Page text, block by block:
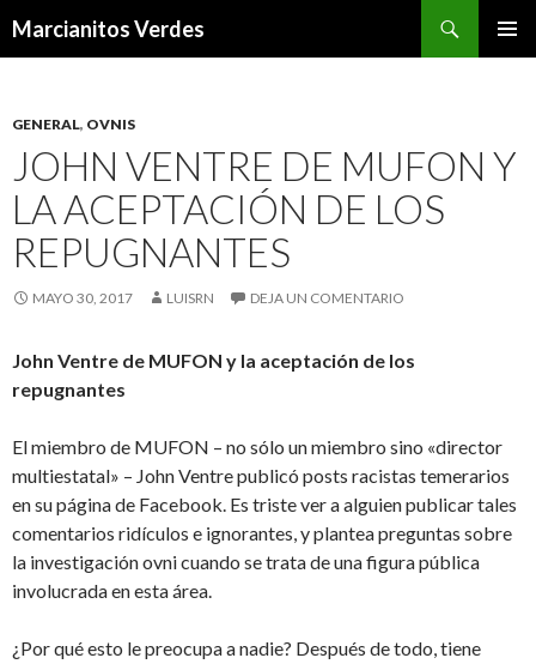
Marcianitos Verdes
GENERAL, OVNIS
JOHN VENTRE DE MUFON Y
LA ACEPTACIÓN DE LOS
REPUGNANTES
MAYO 30, 2017 LUISRN DEJA UN COMENTARIO
John Ventre de MUFON y la aceptación de los
repugnantes
El miembro de MUFON – no sólo un miembro sino «director
multiestatal» – John Ventre publicó posts racistas temerarios
en su página de Facebook. Es triste ver a alguien publicar tales
comentarios ridículos e ignorantes, y plantea preguntas sobre
la investigación ovni cuando se trata de una figura pública
involucrada en esta área.
¿Por qué esto le preocupa a nadie? Después de todo, tiene